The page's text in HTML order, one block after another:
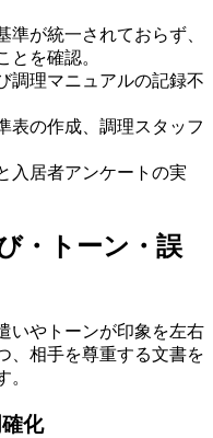
が統一されておらず、
とを確認。
調理マニュアルの記録不
表の作成、調理スタッフ
入居者アンケートの実
・トーン・誤
いやトーンが印象を左右
、相手を尊重する文書を
。
化